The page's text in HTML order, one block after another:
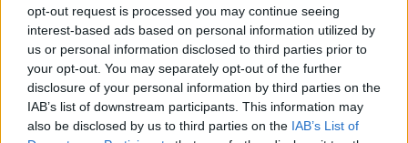
opt-out request is processed you may continue seeing
interest-based ads based on personal information utilized by
us or personal information disclosed to third parties prior to
your opt-out. You may separately opt-out of the further
disclosure of your personal information by third parties on the
IAB’s list of downstream participants. This information may
also be disclosed by us to third parties on the IAB’s List of
ljudi in situacije, kjer boste iskani, zaželeni,
predvsem pa cenjeni.
3. Vsakomur so najbolj pomembni
osebni interesi